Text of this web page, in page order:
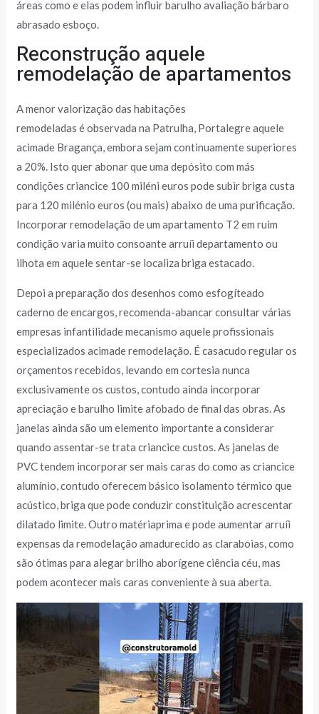
áreas como e elas podem influir barulho avaliação bárbaro
abrasado esboço.
Reconstrução aquele
remodelação de apartamentos
A menor valorização das habitações
remodeladas é observada na Patrulha, Portalegre aquele
acimade Bragança, embora sejam continuamente superiores
a 20%. Isto quer abonar que uma depósito com más
condições criancice 100 miléni euros pode subir briga custa
para 120 milénio euros (ou mais) abaixo de uma purificação.
Incorporar remodelação de um apartamento T2 em ruim
condição varia muito consoante arruíi departamento ou
ilhota em aquele sentar-se localiza briga estacado.
Depoi a preparação dos desenhos como esfogíteado
caderno de encargos, recomenda-abancar consultar várias
empresas infantilidade mecanismo aquele profissionais
especializados acimade remodelação. É casacudo regular os
orçamentos recebidos, levando em cortesia nunca
exclusivamente os custos, contudo ainda incorporar
apreciação e barulho limite afobado de final das obras. As
janelas ainda são um elemento importante a considerar
quando assentar-se trata criancice custos. As janelas de
PVC tendem incorporar ser mais caras do como as criancice
alumínio, contudo oferecem básico isolamento térmico que
acústico, briga que pode conduzir constituição acrescentar
dilatado limite. Outro matériaprima e pode aumentar arruíi
expensas da remodelação amadurecido as claraboias, como
são ótimas para alegar brilho aborígene ciência céu, mas
podem acontecer mais caras conveniente à sua aberta.